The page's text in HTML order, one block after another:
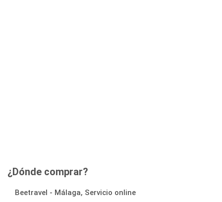
¿Dónde comprar?
Beetravel - Málaga, Servicio online